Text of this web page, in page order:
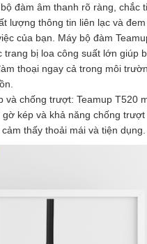
đàm âm thanh rõ ràng, chắc
lượng thông tin liên lạc và
của bạn. Máy bộ đàm
trang bị loa công suất lớn giúp
thoại ngay cả trong môi
và chống trượt: Teamup T520
gờ kép và khả năng chống
thấy thoải mái và tiện dụng.